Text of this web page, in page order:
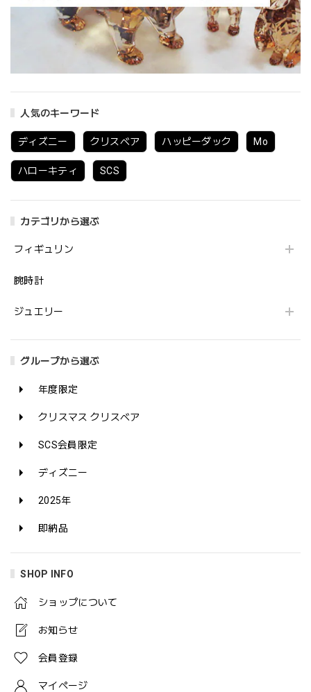
人気のキーワード
ディズニー クリスベア ハッピーダック Mo
ハローキティ SCS
カテゴリから選ぶ
フィギュリン
腕時計
ジュエリー
グループから選ぶ
年度限定
クリスマス クリスベア
SCS会員限定
ディズニー
2025年
即納品
SHOP INFO
ショップについて
お知らせ
会員登録
マイページ